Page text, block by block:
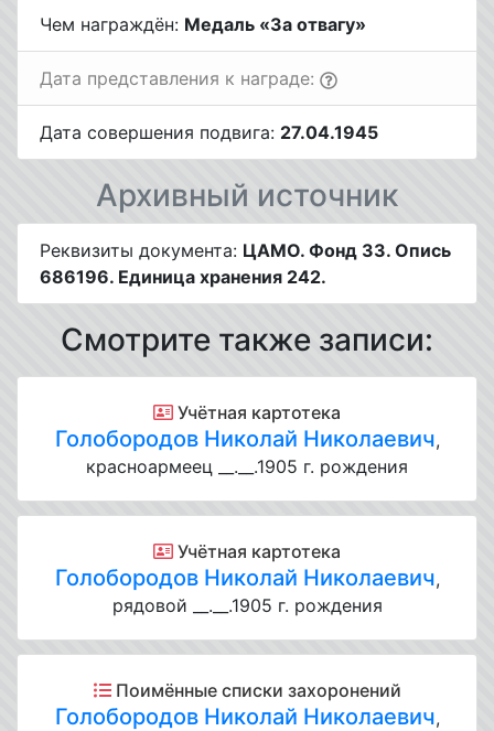
Чем награждён: Медаль «За отвагу»
Дата представления к награде:
Дата совершения подвига: 27.04.1945
Архивный источник
Реквизиты документа: ЦАМО. Фонд 33. Опись
686196. Единица хранения 242.
Смотрите также записи:
Учётная картотека
Голобородов Николай Николаевич,
красноармеец __.__.1905 г. рождения
Учётная картотека
Голобородов Николай Николаевич,
рядовой __.__.1905 г. рождения
Поимённые списки захоронений
Голобородов Николай Николаевич,